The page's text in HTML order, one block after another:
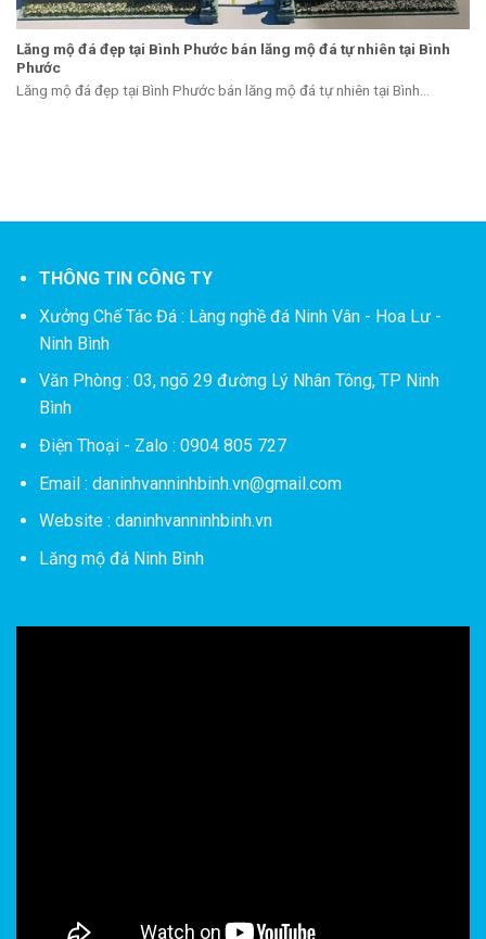
Lăng mộ đá đẹp tại Bình Phước bán lăng mộ đá tự nhiên tại Bình
Phước
Lăng mộ đá đẹp tại Bình Phước bán lăng mộ đá tự nhiên tại Bình...
THÔNG TIN CÔNG TY
Xưởng Chế Tác Đá : Làng nghề đá Ninh Vân - Hoa Lư -
Ninh Bình
Văn Phòng : 03, ngõ 29 đường Lý Nhân Tông, TP Ninh
Bình
Điện Thoại - Zalo : 0904 805 727
Email : daninhvanninhbinh.vn@gmail.com
Website : daninhvanninhbinh.vn
Lăng mộ đá Ninh Bình